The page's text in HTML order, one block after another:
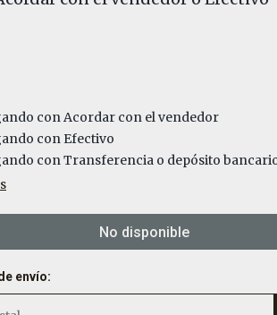
con Acordar con el vendedor
con Efectivo
con Transferencia o depósito
No disponible
envío: